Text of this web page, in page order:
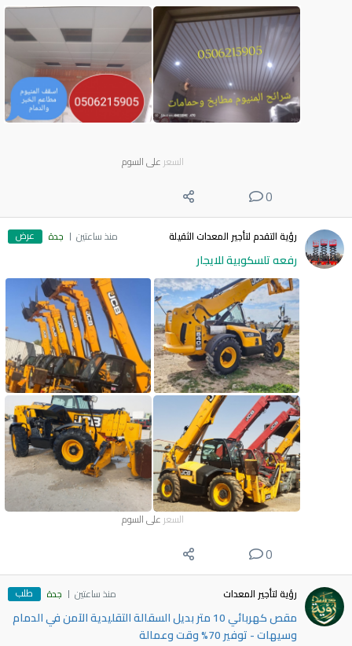
السعر على السوم
0
رؤية التقدم لتأجير المعدات الثقيلة منذ ساعتين جدة عرض
رفعه تلسكوبية للايجار
السعر على السوم
0
رؤية لتأجير المعدات منذ ساعتين جدة طلب
مقص كهربائي 10 متر بديل السقالة التقليدية الآمن في الدمام
وسيهات - توفير 70% وقت وعمالة